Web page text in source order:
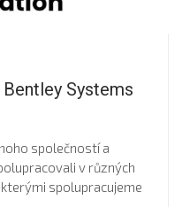
Systems
společností a
v různých
spolupracujeme